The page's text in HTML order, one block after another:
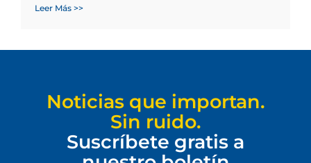
Leer Más >>
Noticias que importan.
Sin ruido.
Suscríbete gratis a